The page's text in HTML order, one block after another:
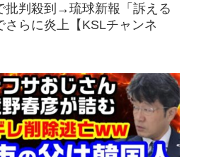
批判殺到→琉球新報「訴える
さらに炎上【KSLチャンネ